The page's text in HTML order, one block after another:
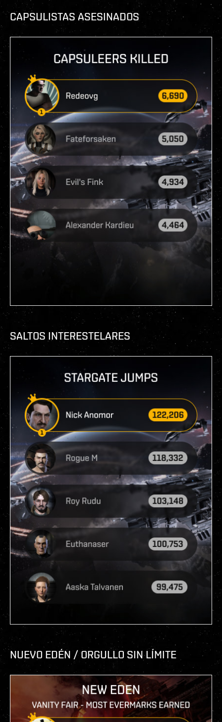
CAPSULISTAS ASESINADOS
SALTOS INTERESTELARES
NUEVO EDÉN / ORGULLO SIN LÍMITE